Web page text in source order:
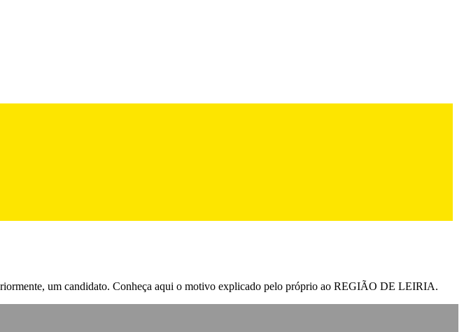
um candidato. Conheça aqui o motivo explicado pelo próprio ao REGIÃO DE LEIRIA.